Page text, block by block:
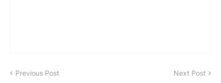
Previous Post Next Post